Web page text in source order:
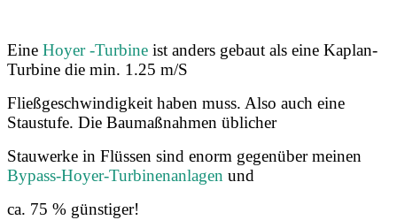
Eine Hoyer -Turbine ist anders gebaut als eine Kaplan-
Turbine die min. 1.25 m/S
Fließgeschwindigkeit haben muss. Also auch eine
Staustufe. Die Baumaßnahmen üblicher
Stauwerke in Flüssen sind enorm gegenüber meinen
Bypass-Hoyer-Turbinenanlagen und
ca. 75 % günstiger!